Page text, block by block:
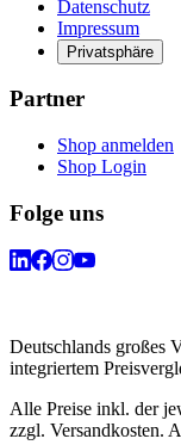
Datenschutz
Impressum
Privatsphäre
Partner
Shop anmelden
Shop Login
Folge uns
Deutschlands großes
integriertem
Alle Preise inkl. der
zzgl. Versandkosten.